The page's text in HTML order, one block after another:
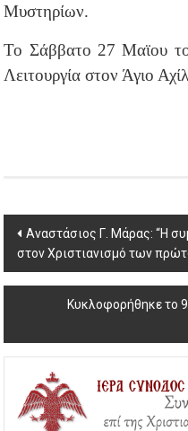
Μυστηρίων.
Το Σάββατο 27 Μαϊου
Λειτουργία στον Άγιο
Post
navigation
Αναστάσιος Γ. Μάρας: “Η
στον Χριστιανισμό των
Κυκλοφορήθηκε το